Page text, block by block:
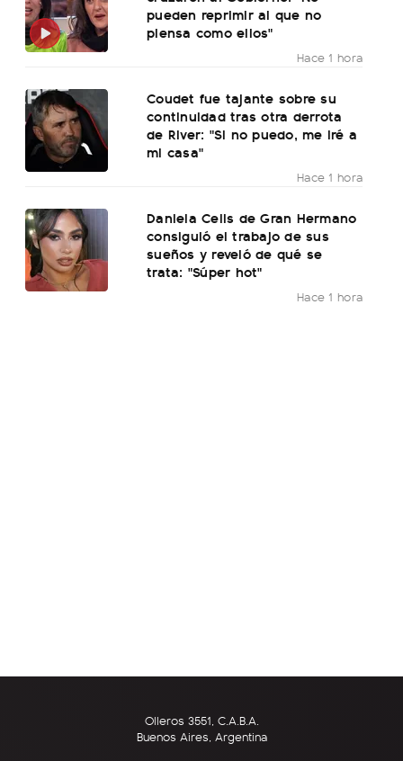
pueden reprimir al que no
piensa como ellos"
Hace 1 hora
Coudet fue tajante sobre su
continuidad tras otra derrota
de River: "Si no puedo, me iré a
mi casa"
Hace 1 hora
Daniela Celis de Gran Hermano
consiguió el trabajo de sus
sueños y reveló de qué se
trata: "Súper hot"
Hace 1 hora
Olleros 3551, C.A.B.A.
Buenos Aires, Argentina